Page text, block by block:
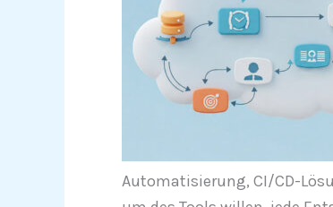
Automatisierung, CI/CD-